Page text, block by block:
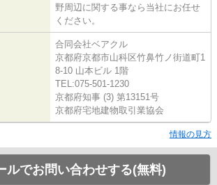
野周辺に関する事なら当社にお任せ
ください。
合同会社ベアクル
京都府京都市山科区竹鼻竹ノ街道町1
8-10 山本ビル 1階
TEL:075-501-1230
京都府知事 (3) 第13151号
京都府宅地建物取引業協会
情報の見方
ルでお問い合わせする(無料)